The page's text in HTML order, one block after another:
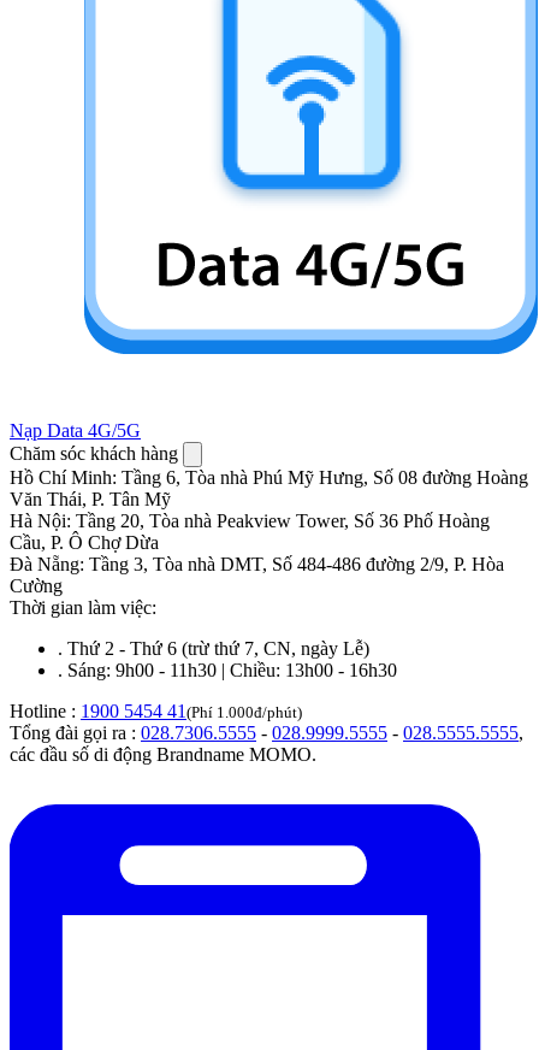
Nạp Data 4G/5G
Chăm sóc khách hàng
Hồ Chí Minh: Tầng 6, Tòa nhà Phú Mỹ Hưng, Số 08 đường Hoàng
Văn Thái, P. Tân Mỹ
Hà Nội: Tầng 20, Tòa nhà Peakview Tower, Số 36 Phố Hoàng
Cầu, P. Ô Chợ Dừa
Đà Nẵng: Tầng 3, Tòa nhà DMT, Số 484-486 đường 2/9, P. Hòa
Cường
Thời gian làm việc:
. Thứ 2 - Thứ 6 (trừ thứ 7, CN, ngày Lễ)
. Sáng: 9h00 - 11h30 | Chiều: 13h00 - 16h30
Hotline : 1900 5454 41 (Phí 1.000đ/phút)
Tổng đài gọi ra : 028.7306.5555 - 028.9999.5555 - 028.5555.5555,
các đầu số di động Brandname MOMO.